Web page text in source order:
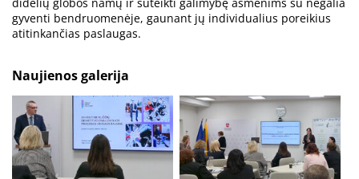
gyventi bendruomenėje, gaunant jų individualius poreikius
atitinkančias paslaugas.
Naujienos galerija